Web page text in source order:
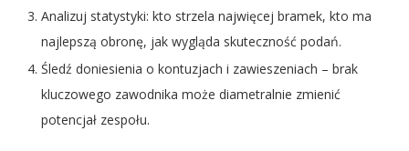
Analizuj statystyki: kto strzela najwięcej bramek, kto ma
najlepszą obronę, jak wygląda skuteczność podań.
Śledź doniesienia o kontuzjach i zawieszeniach – brak
kluczowego zawodnika może diametralnie zmienić
potencjał zespołu.